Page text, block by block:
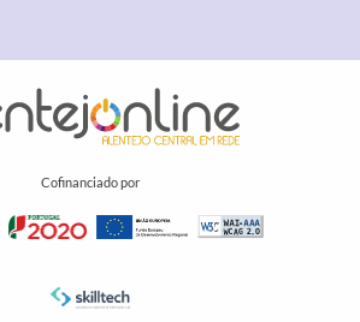
Cofinanciado por